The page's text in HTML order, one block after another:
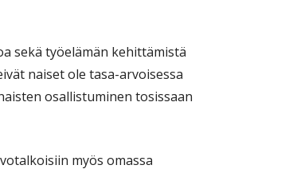
sekä työelämän kehittämistä
naiset ole tasa-arvoisessa
osallistuminen tosissaan
myös omassa